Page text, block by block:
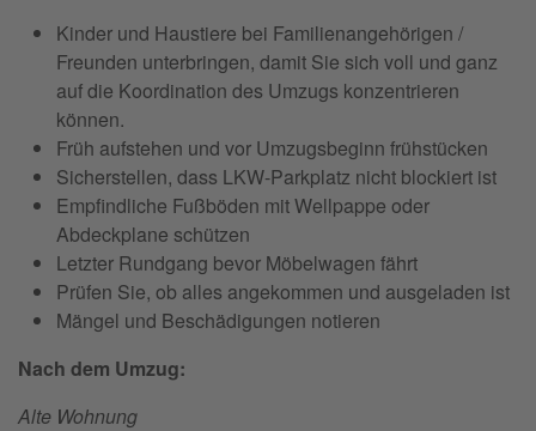
Kinder und Haustiere bei Familienangehörigen /
Freunden unterbringen, damit Sie sich voll und ganz
auf die Koordination des Umzugs konzentrieren
können.
Früh aufstehen und vor Umzugsbeginn frühstücken
Sicherstellen, dass LKW-Parkplatz nicht blockiert ist
Empfindliche Fußböden mit Wellpappe oder
Abdeckplane schützen
Letzter Rundgang bevor Möbelwagen fährt
Prüfen Sie, ob alles angekommen und ausgeladen ist
Mängel und Beschädigungen notieren
Nach dem Umzug:
Alte Wohnung